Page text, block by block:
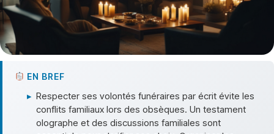
EN BREF
▸ Respecter ses volontés funéraires par écrit évite les
conflits familiaux lors des obsèques. Un testament
olographe et des discussions familiales sont